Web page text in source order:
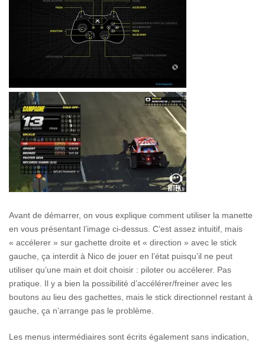
Avant de démarrer, on vous explique comment utiliser la manette
en vous présentant l’image ci-dessus. C’est assez intuitif, mais
« accélerer » sur gachette droite et « direction » avec le stick
gauche, ça interdit à Nico de jouer en l’état puisqu’il ne peut
utiliser qu’une main et doit choisir : piloter ou accélerer. Pas
pratique. Il y a bien la possibilité d’accélérer/freiner avec les
boutons au lieu des gachettes, mais le stick directionnel restant à
gauche, ça n’arrange pas le problème.
Les menus intermédiaires sont écrits également sans indication,